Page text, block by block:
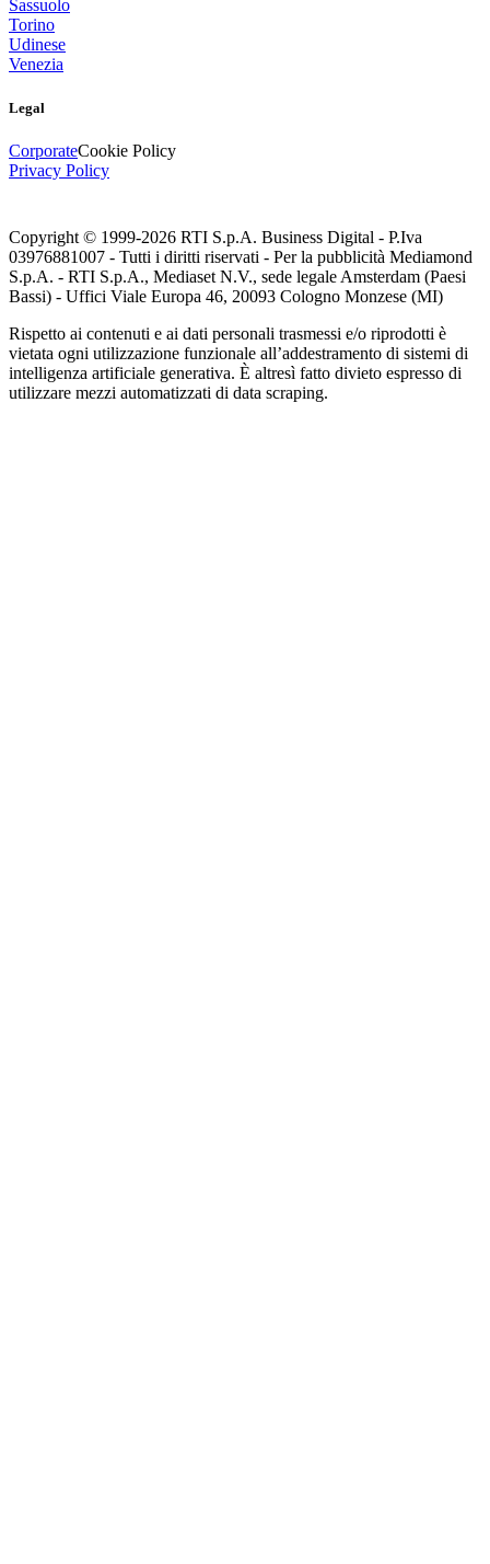
Sassuolo
Torino
Udinese
Venezia
Legal
CorporateCookie Policy
Privacy Policy
Copyright © 1999-2026 RTI S.p.A. Business Digital - P.Iva
03976881007 - Tutti i diritti riservati - Per la pubblicità Mediamond
S.p.A. - RTI S.p.A., Mediaset N.V., sede legale Amsterdam (Paesi
Bassi) - Uffici Viale Europa 46, 20093 Cologno Monzese (MI)
Rispetto ai contenuti e ai dati personali trasmessi e/o riprodotti è
vietata ogni utilizzazione funzionale all’addestramento di sistemi di
intelligenza artificiale generativa. È altresì fatto divieto espresso di
utilizzare mezzi automatizzati di data scraping.